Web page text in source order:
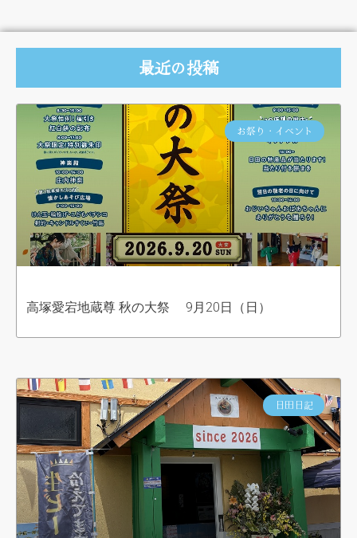
最近の投稿
お祭り・イベント
高塚愛宕地蔵尊 秋の大祭 9月20日（日）
日田日記